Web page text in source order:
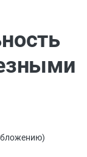
)